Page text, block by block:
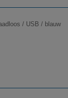
/ USB / blauw